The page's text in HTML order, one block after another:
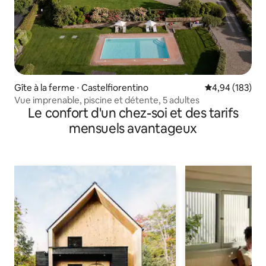
Gîte à la ferme ⋅ Castelfiorentino Évaluation
4,94 (183)
Vue imprenable, piscine et détente, 5 adultes
Le confort d'un chez-soi et des tarifs
mensuels avantageux